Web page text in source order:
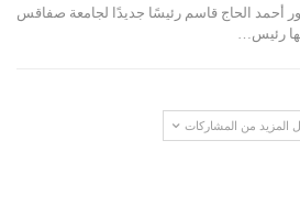
أحمد الحاج قاسم رئيسًا جديدًا لجامعة صفاقس
رئيس…
المزيد من المشاركات